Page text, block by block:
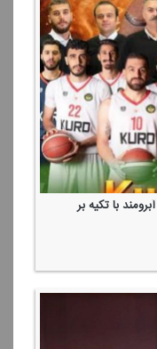
با تكیه بر